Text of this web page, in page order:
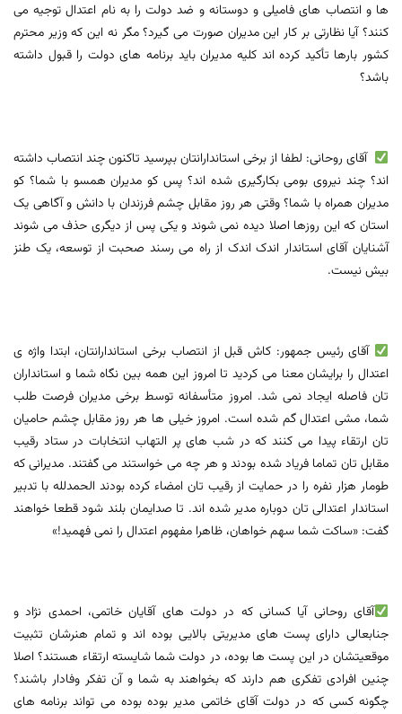
ها و انتصاب های فامیلی و دوستانه و ضد دولت را به نام اعتدال توجیه می
کنند؟ آیا نظارتی بر کار این مدیران صورت می گیرد؟ مگر نه این که وزیر محترم
کشور بارها تأکید کرده اند کلیه مدیران باید برنامه های دولت را قبول داشته
باشد؟
آقای روحانی: لطفا از برخی استاندارانتان بپرسید تاکنون چند انتصاب داشته
اند؟ چند نیروی بومی بکارگیری شده اند؟ پس کو مدیران همسو با شما؟ کو
مدیران همراه با شما؟ وقتی هر روز مقابل چشم فرزندان با دانش و آگاهی یک
استان که این روزها اصلا دیده نمی شوند و یکی پس از دیگری حذف می شوند
آشنایان آقای استاندار اندک اندک از راه می رسند صحبت از توسعه، یک طنز
بیش نیست.
آقای رئیس جمهور: کاش قبل از انتصاب برخی استاندارانتان، ابتدا واژه ی
اعتدال را برایشان معنا می کردید تا امروز این همه بین نگاه شما و استانداران
تان فاصله ایجاد نمی شد. امروز متأسفانه توسط برخی مدیران فرصت طلب
شما، مشی اعتدال گم شده است. امروز خیلی ها هر روز مقابل چشم حامیان
تان ارتقاء پیدا می کنند که در شب های پر التهاب انتخابات در ستاد رقیب
مقابل تان تماما فریاد شده بودند و هر چه می خواستند می گفتند. مدیرانی که
طومار هزار نفره را در حمایت از رقیب تان امضاء کرده بودند الحمدلله با تدبیر
استاندار اعتدالی تان دوباره مدیر شده اند. تا صدایمان بلند شود قطعا خواهند
گفت: «ساکت شما سهم خواهان، ظاهرا مفهوم اعتدال را نمی فهمید!»
آقای روحانی آیا کسانی که در دولت های آقایان خاتمی، احمدی نژاد و
جنابعالی دارای پست های مدیریتی بالایی بوده اند و تمام هنرشان تثبیت
موقعیتشان در این پست ها بوده، در دولت شما شایسته ارتقاء هستند؟ اصلا
چنین افرادی تفکری هم دارند که بخواهند به شما و آن تفکر وفادار باشند؟
چگونه کسی که در دولت آقای خاتمی مدیر بوده بوده می تواند برنامه های